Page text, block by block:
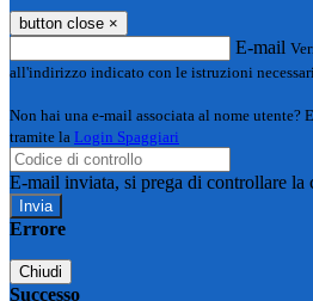
button close ×
E-mail
all'indirizzo indicato con le istruzioni
Non hai una e-mail associata al nome utente?
tramite la Login Spaggiari
E-mail inviata, si prega di controllare la
Errore
Chiudi
Successo